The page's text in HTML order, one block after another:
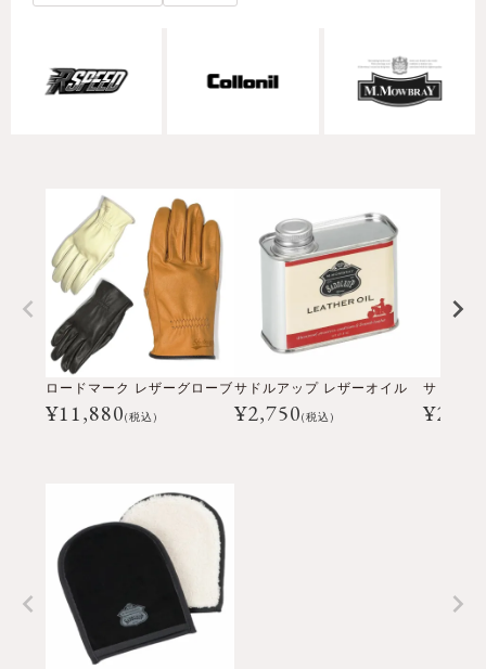
ロードマーク レザーグローブ
¥11,880(税込)
サドルアップ レザーオイル
¥2,750(税込) ¥